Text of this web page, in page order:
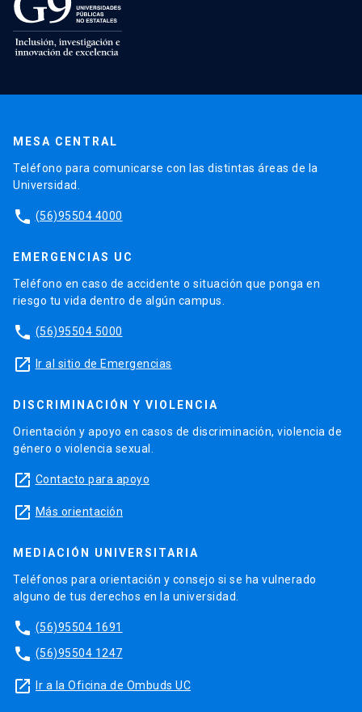
MESA CENTRAL
Teléfono para comunicarse con las distintas áreas de la
Universidad.
phone (56)95504 4000
EMERGENCIAS UC
Teléfono en caso de accidente o situación que ponga en
riesgo tu vida dentro de algún campus.
phone (56)95504 5000
launch Ir al sitio de Emergencias
DISCRIMINACIÓN Y VIOLENCIA
Orientación y apoyo en casos de discriminación, violencia de
género o violencia sexual.
launch Contacto para apoyo
launch Más orientación
MEDIACIÓN UNIVERSITARIA
Teléfonos para orientación y consejo si se ha vulnerado
alguno de tus derechos en la universidad.
phone (56)95504 1691
phone (56)95504 1247
launch Ir a la Oficina de Ombuds UC